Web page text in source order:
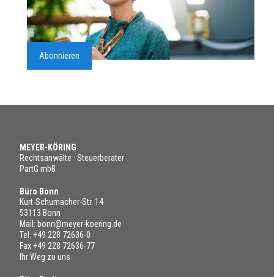
Abonnieren
MEYER-KÖRING
Rechtsanwälte · Steuerberater
PartG mbB
Büro Bonn
Kurt-Schumacher-Str. 14
53113 Bonn
Mail: bonn@meyer-koering.de
Tel. +49 228 72636-0
Fax +49 228 72636-77
Ihr Weg zu uns